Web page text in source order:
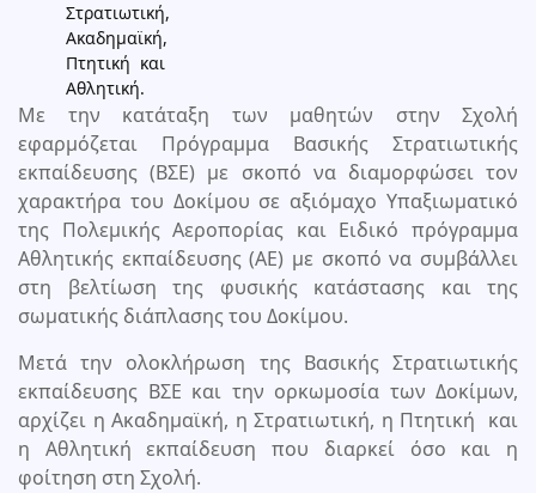
Στρατιωτική,
Ακαδημαϊκή,
Πτητική και
Αθλητική.
Με την κατάταξη των μαθητών στην Σχολή
εφαρμόζεται Πρόγραμμα Βασικής Στρατιωτικής
εκπαίδευσης (ΒΣΕ) με σκοπό να διαμορφώσει τον
χαρακτήρα του Δοκίμου σε αξιόμαχο Υπαξιωματικό
της Πολεμικής Αεροπορίας και Ειδικό πρόγραμμα
Αθλητικής εκπαίδευσης (ΑΕ) με σκοπό να συμβάλλει
στη βελτίωση της φυσικής κατάστασης και της
σωματικής διάπλασης του Δοκίμου.
Μετά την ολοκλήρωση της Βασικής Στρατιωτικής
εκπαίδευσης ΒΣΕ και την ορκωμοσία των Δοκίμων,
αρχίζει η Ακαδημαϊκή, η Στρατιωτική, η Πτητική και
η Αθλητική εκπαίδευση που διαρκεί όσο και η
φοίτηση στη Σχολή.